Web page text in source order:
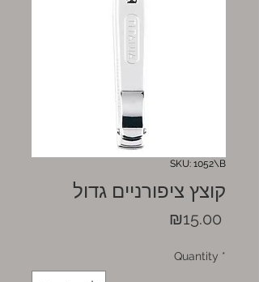
SKU: 1052\B
קוצץ ציפורניים גדול
₪15.00
Quantity *